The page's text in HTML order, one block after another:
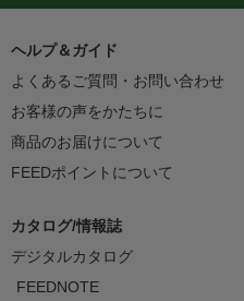
ヘルプ＆ガイド
よくあるご質問・お問い合わせ
お客様の声をかたちに
商品のお届けについて
FEEDポイントについて
カタログ/情報誌
デジタルカタログ
FEEDNOTE